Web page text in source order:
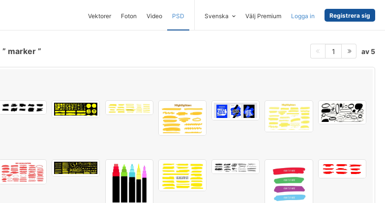
Vektorer Foton Video PSD Svenska Välj Premium Logga in Registrera sig
marker 1 av 5